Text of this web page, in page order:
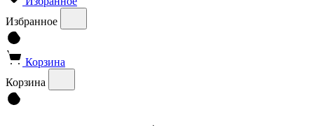
Избранное
Корзина
Корзина